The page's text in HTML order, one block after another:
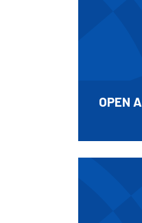
OPEN A